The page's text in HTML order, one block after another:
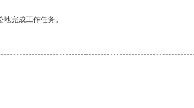
完成工作任务。